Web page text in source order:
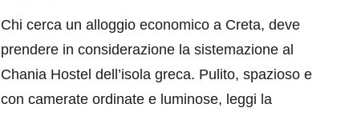
Chi cerca un alloggio economico a Creta, deve
prendere in considerazione la sistemazione al
Chania Hostel dell’isola greca. Pulito, spazioso e
con camerate ordinate e luminose, leggi la